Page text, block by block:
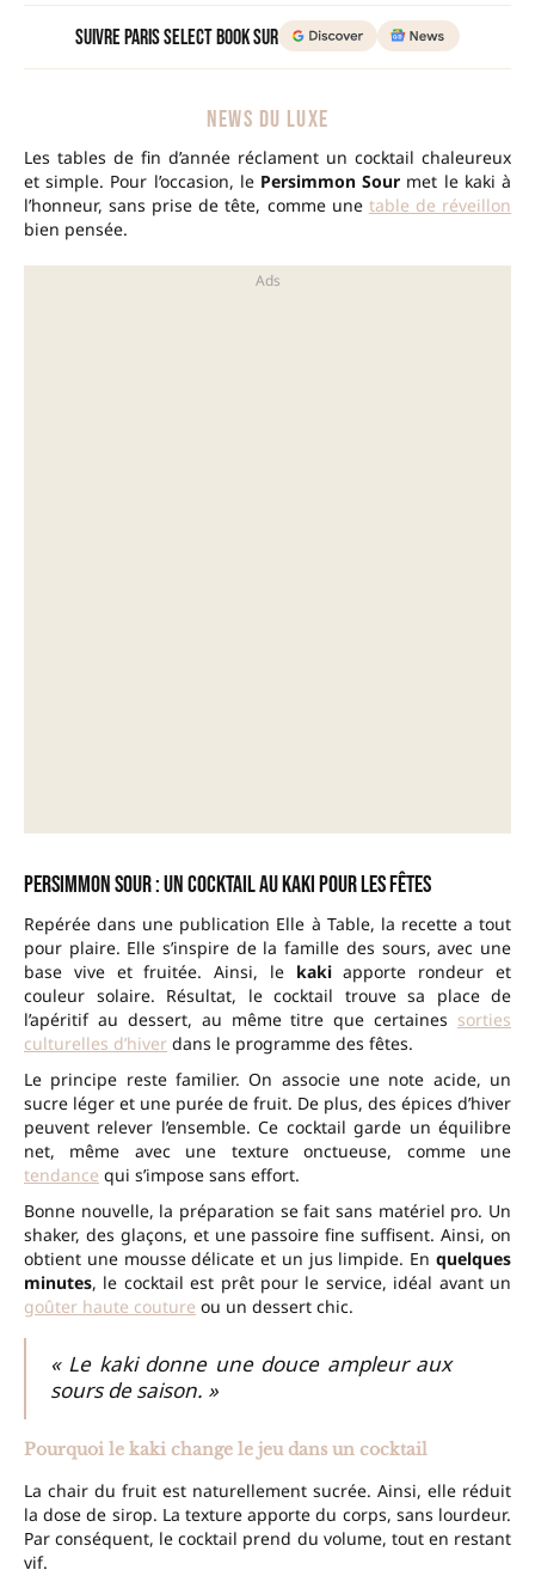
Suivre Paris Select Book sur
NEWS DU LUXE
Les tables de fin d’année réclament un cocktail chaleureux
et simple. Pour l’occasion, le Persimmon Sour met le kaki à
l’honneur, sans prise de tête, comme une table de réveillon
bien pensée.
Persimmon Sour : un cocktail au kaki pour les fêtes
Repérée dans une publication Elle à Table, la recette a tout
pour plaire. Elle s’inspire de la famille des sours, avec une
base vive et fruitée. Ainsi, le kakiapporte rondeur et
couleur solaire. Résultat, le cocktail trouve sa place de
l’apéritif au dessert, au même titre que certaines sorties
culturelles d’hiver dans le programme des fêtes.
Le principe reste familier. On associe une note acide, un
sucre léger et une purée de fruit. De plus, des épices d’hiver
peuvent relever l’ensemble. Ce cocktail garde un équilibre
net, même avec une texture onctueuse, comme une
tendance qui s’impose sans effort.
Bonne nouvelle, la préparation se fait sans matériel pro. Un
shaker, des glaçons, et une passoire fine suffisent. Ainsi, on
obtient une mousse délicate et un jus limpide. En quelques
minutes, le cocktail est prêt pour le service, idéal avant un
goûter haute couture ou un dessert chic.
« Le kaki donne une douce ampleur aux
sours de saison. »
Pourquoi le kaki change le jeu dans un cocktail
La chair du fruit est naturellement sucrée. Ainsi, elle réduit
la dose de sirop. La texture apporte du corps, sans lourdeur.
Par conséquent, le cocktail prend du volume, tout en restant
vif.